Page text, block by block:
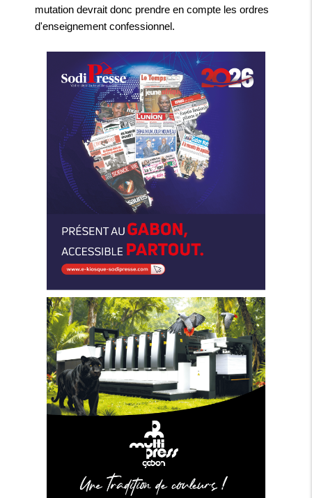
mutation devrait donc prendre en compte les ordres
d'enseignement confessionnel.